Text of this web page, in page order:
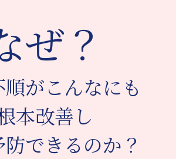
ぜ？
がこんなにも
本改善し
できるのか？